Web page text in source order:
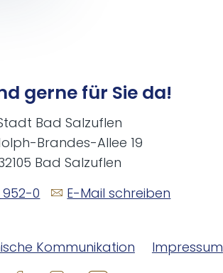
gerne für Sie da!
Bad Salzuflen
Brandes-Allee 19
Bad Salzuflen
952-0
E-Mail schreiben
Kommunikation Impressum